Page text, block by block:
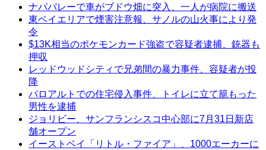
ナパバレーで車がブドウ畑に突入、一人が病院に搬送
東ベイエリアで煙害注意報、サノルの山火事により発
令
$13K相当のポケモンカード強盗で容疑者逮捕、銃器も
押収
レッドウッドシティで兄弟間の暴力事件、容疑者が投
降
パロアルトでの住宅侵入事件、トイレに立て籠もった
男性を逮捕
ジョリビー、サンフランシスコ中心部に7月31日新店
舗オープン
イーストベイ「リトル・ファイア」、1000エーカーに